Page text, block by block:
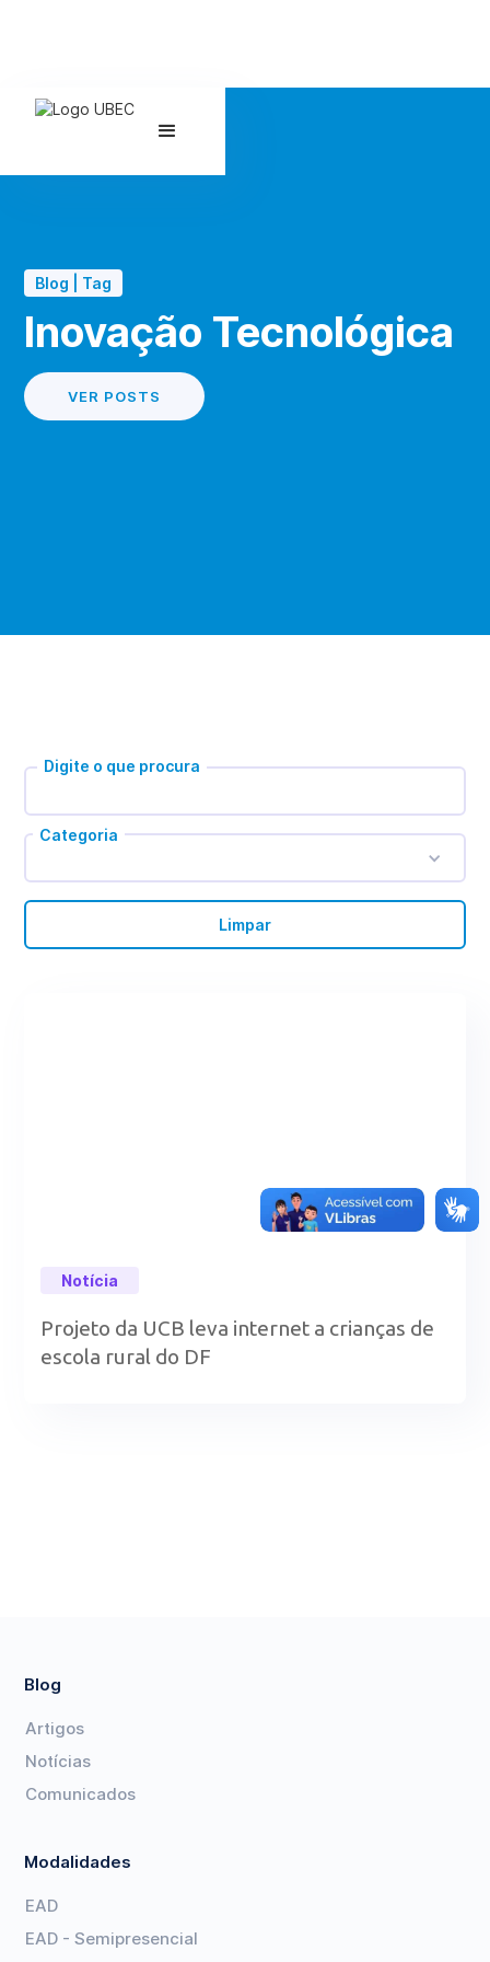
Blog | Tag
Inovação Tecnológica
VER POSTS
Digite o que procura
Categoria
Limpar
Notícia
Projeto da UCB leva internet a crianças de
escola rural do DF
Blog
Artigos
Notícias
Comunicados
Modalidades
EAD
EAD - Semipresencial